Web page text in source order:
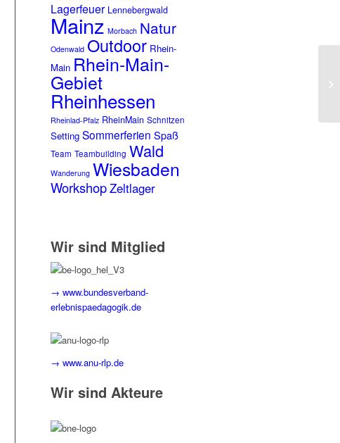
Lagerfeuer Lennebergwald
Mainz Morbach Natur
Odenwald Outdoor Rhein-
Main Rhein-Main-
Gebiet
Rheinhessen
Rheinlad-Pfalz RheinMain Schnitzen
Setting Sommerferien Spaß
Team Teambuilding Wald
Wanderung Wiesbaden
WorkshopZeltlager
Wir sind Mitglied
→ www.bundesverband-
erlebnispaedagogik.de
→ www.anu-rlp.de
Wir sind Akteure